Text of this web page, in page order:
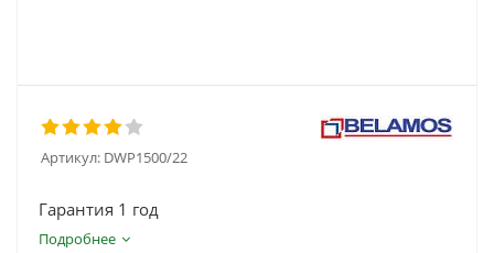
Артикул: DWP1500/22
Гарантия 1 год
Подробнее